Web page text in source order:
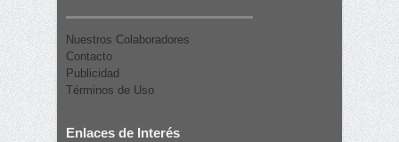
Nuestros Colaboradores
Contacto
Publicidad
Términos de Uso
Enlaces de Interés